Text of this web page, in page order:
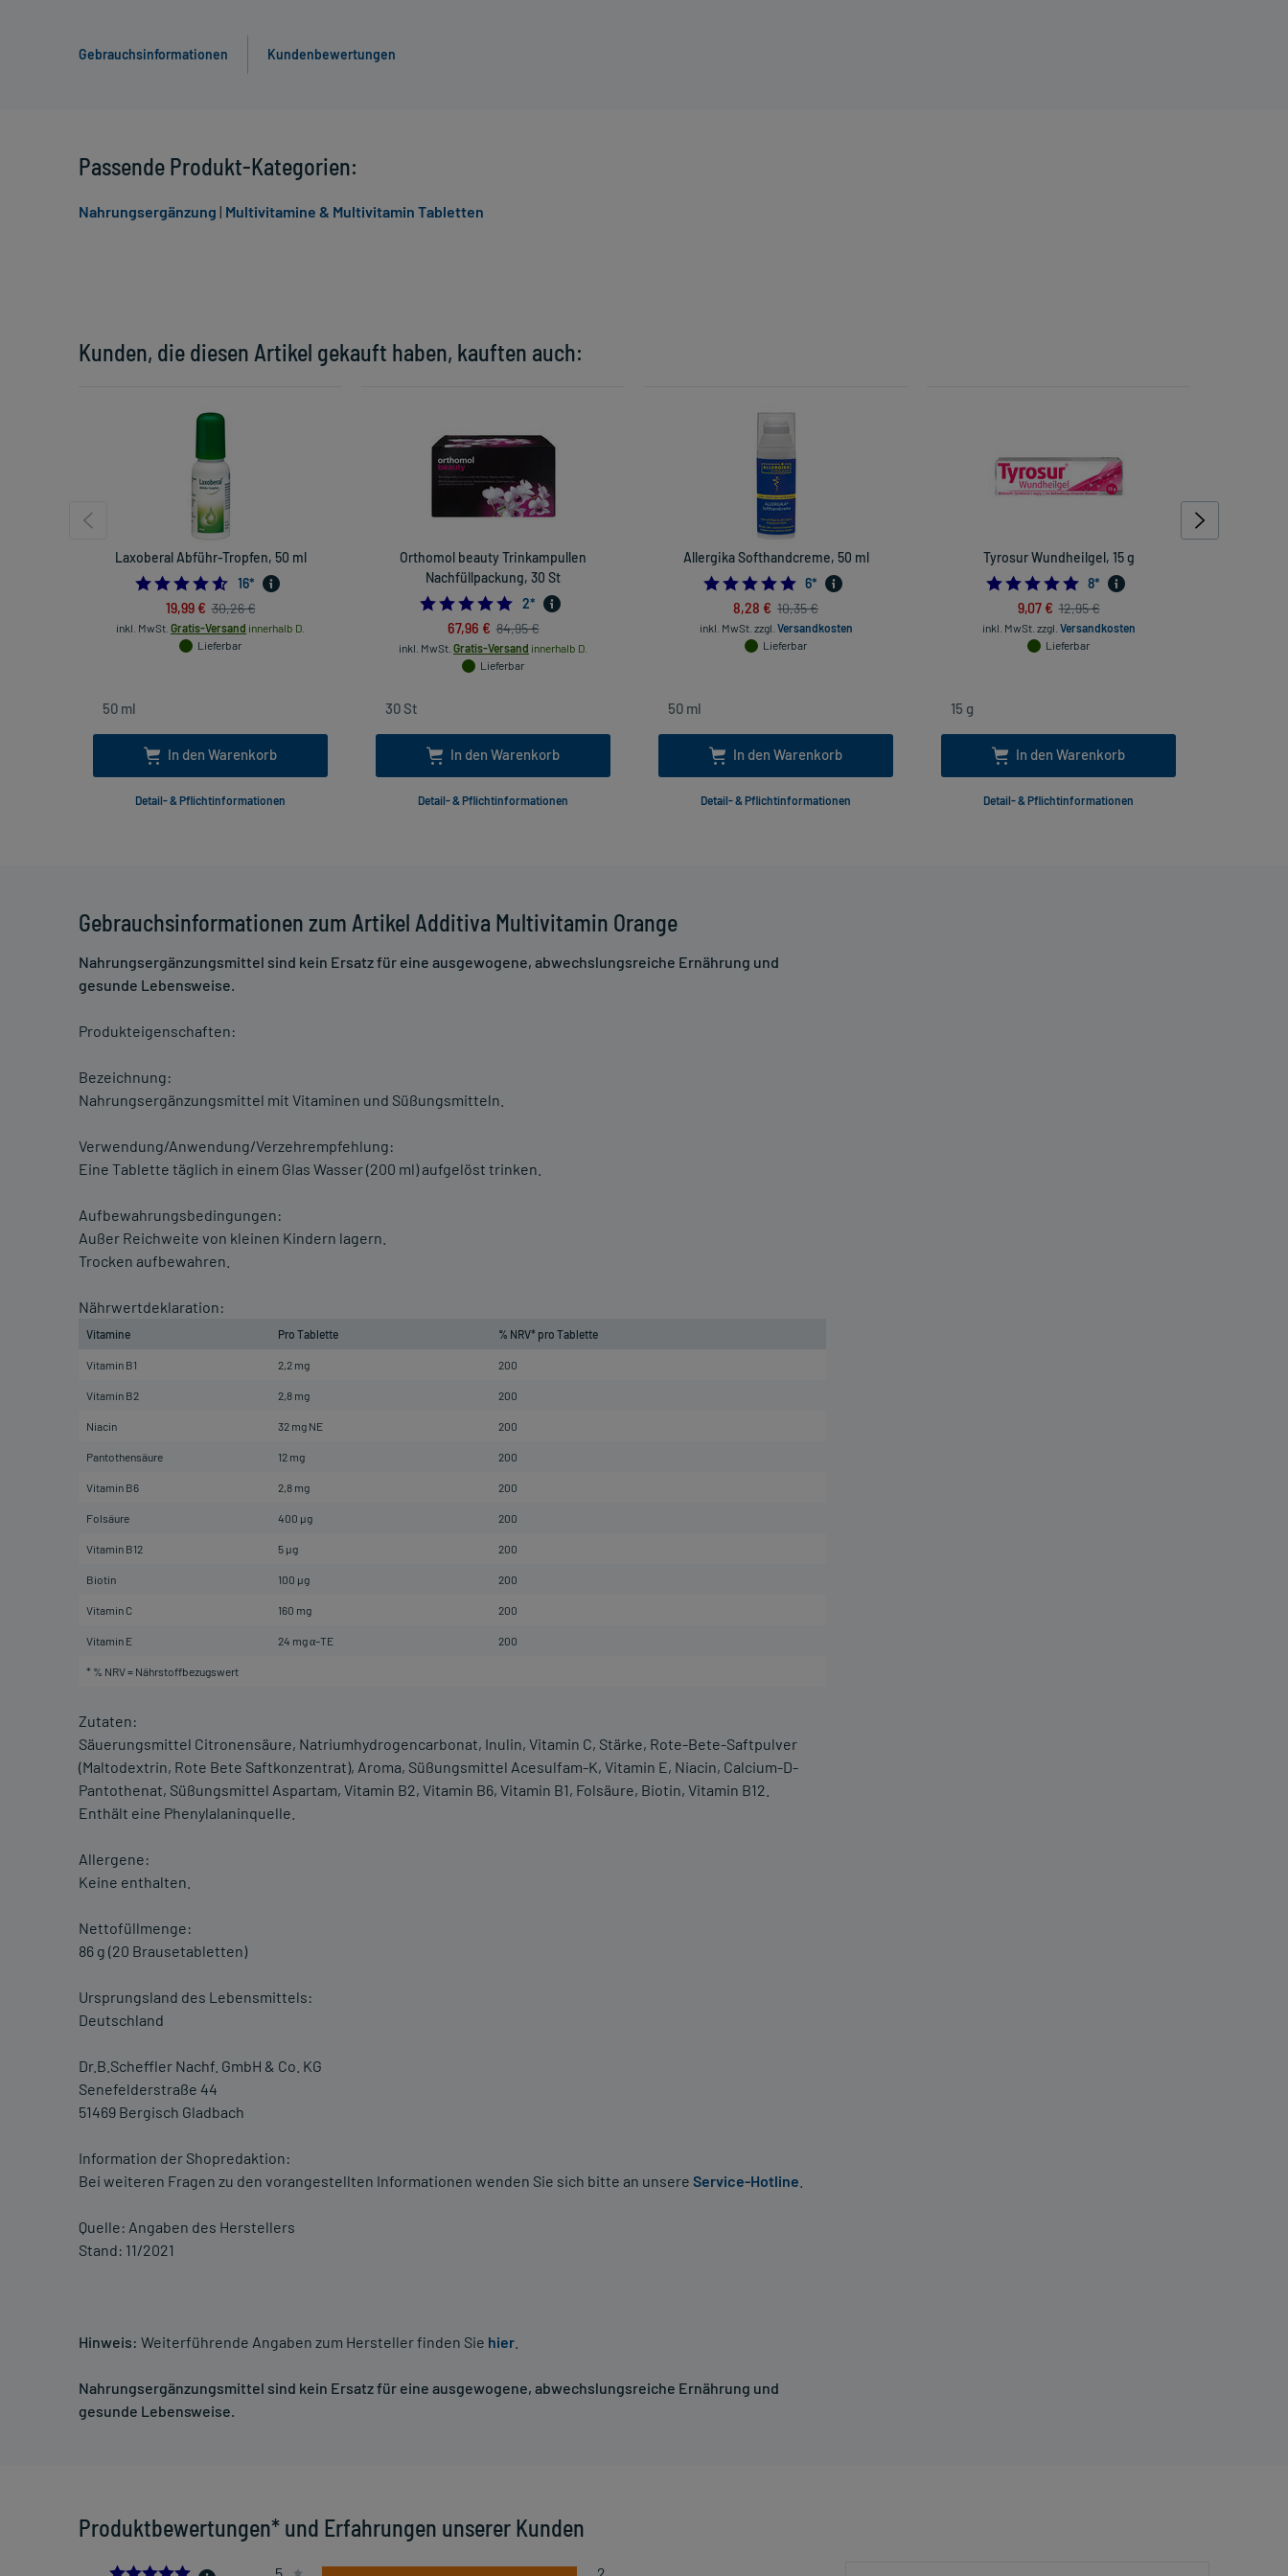
Gebrauchsinformationen Kundenbewertungen
Gebrauchsinformationen zum Artikel Additiva Multivitamin Orange
Nahrungsergänzungsmittel sind kein Ersatz für eine ausgewogene, abwechslungsreiche Ernährung und
gesunde Lebensweise.
Produkteigenschaften:
Bezeichnung:
Nahrungsergänzungsmittel mit Vitaminen und Süßungsmitteln.
Verwendung/Anwendung/Verzehrempfehlung:
Eine Tablette täglich in einem Glas Wasser (200 ml) aufgelöst trinken.
Aufbewahrungsbedingungen:
Außer Reichweite von kleinen Kindern lagern.
Trocken aufbewahren.
Nährwertdeklaration:
Vitamine Pro Tablette % NRV* pro Tablette
Vitamin B1 2,2 mg 200
Vitamin B2 2,8 mg 200
Niacin 32 mg NE 200
Pantothensäure 12 mg 200
Vitamin B6 2,8 mg 200
Folsäure 400 µg 200
Vitamin B12 5 µg 200
Biotin 100 µg 200
Vitamin C 160 mg 200
Vitamin E 24 mg α–TE 200
* % NRV = Nährstoffbezugswert
Zutaten:
Säuerungsmittel Citronensäure, Natriumhydrogencarbonat, Inulin, Vitamin C, Stärke, Rote-Bete-Saftpulver
(Maltodextrin, Rote Bete Saftkonzentrat), Aroma, Süßungsmittel Acesulfam-K, Vitamin E, Niacin, Calcium-D-
Pantothenat, Süßungsmittel Aspartam, Vitamin B2, Vitamin B6, Vitamin B1, Folsäure, Biotin, Vitamin B12.
Enthält eine Phenylalaninquelle.
Allergene:
Keine enthalten.
Nettofüllmenge:
86 g (20 Brausetabletten)
Ursprungsland des Lebensmittels:
Deutschland
Dr.B.Scheffler Nachf. GmbH & Co. KG
Senefelderstraße 44
51469 Bergisch Gladbach
Information der Shopredaktion:
Bei weiteren Fragen zu den vorangestellten Informationen wenden Sie sich bitte an unsere Service-Hotline
Quelle: Angaben des Herstellers
Stand: 11/2021
Hinweis: Weiterführende Angaben zum Hersteller finden Sie hier
Nahrungsergänzungsmittel sind kein Ersatz für eine ausgewogene, abwechslungsreiche Ernährung und
gesunde Lebensweise.
Produktbewertungen* und Erfahrungen unserer Kunden
Kunden, die diesen Artikel gekauft haben, kauften auch:
Laxoberal Abführ-Tropfen, 50 ml
4.5625
16*
19,99 € 30,26 €
inkl. MwSt. Gratis-Versand innerhalb D.
Lieferbar
In den Warenkorb
Detail- & Pflichtinformationen
Orthomol beauty Trinkampullen
Nachfüllpackung, 30 St
5.0
2*
67,96 € 84,95 €
inkl. MwSt. Gratis-Versand innerhalb D.
Lieferbar
In den Warenkorb
Detail- & Pflichtinformationen
Allergika Softhandcreme, 50 ml
5.0
6*
8,28 € 10,35 €
inkl. MwSt. zzgl. Versandkosten
Lieferbar
In den Warenkorb
Detail- & Pflichtinformationen
Tyrosur Wundheilgel, 15 g
5.0
8*
9,07 € 12,95 €
inkl. MwSt. zzgl. Versandkosten
Lieferbar
In den Warenkorb
Detail- & Pflichtinformationen
Passende Produkt-Kategorien:
Nahrungsergänzung | Multivitamine & Multivitamin Tabletten